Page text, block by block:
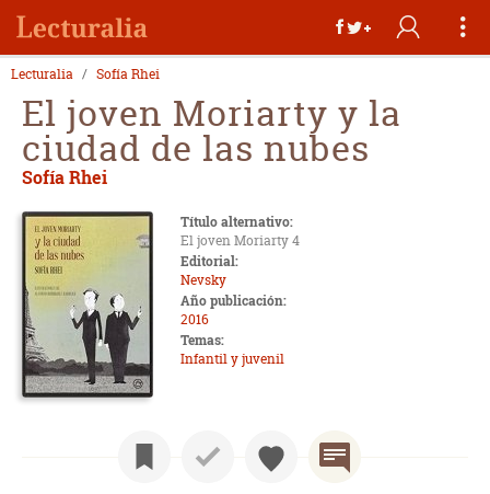
Lecturalia Sofía Rhei
El joven Moriarty y la
ciudad de las nubes
Sofía Rhei
Título alternativo:
El joven Moriarty 4
Editorial:
Nevsky
Año publicación:
2016
Temas:
Infantil y juvenil